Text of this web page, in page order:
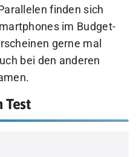
finden sich
im Budget-
gerne mal
bei den anderen
Test